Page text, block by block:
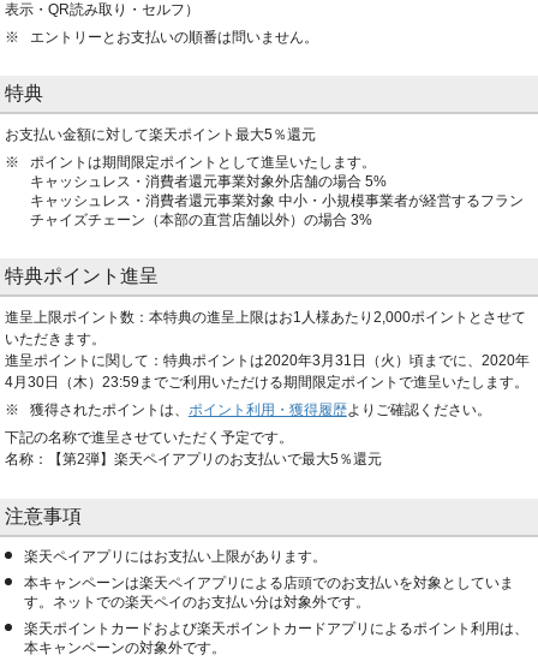
表示・QR読み取り・セルフ）
エントリーとお支払いの順番は問いません。
特典
お支払い金額に対して楽天ポイント最大5％還元
ポイントは期間限定ポイントとして進呈いたします。
キャッシュレス・消費者還元事業対象外店舗の場合 5%
キャッシュレス・消費者還元事業対象 中小・小規模事業者が経営するフラン
チャイズチェーン（本部の直営店舗以外）の場合 3%
特典ポイント進呈
進呈上限ポイント数：本特典の進呈上限はお1人様あたり2,000ポイントとさせて
いただきます。
進呈ポイントに関して：特典ポイントは2020年3月31日（火）頃までに、2020年
4月30日（木）23:59までご利用いただける期間限定ポイントで進呈いたします。
獲得されたポイントは、 ポイント利用・獲得履歴よりご確認ください。
下記の名称で進呈させていただく予定です。
名称：【第2弾】楽天ペイアプリのお支払いで最大5％還元
注意事項
楽天ペイアプリにはお支払い上限があります。
本キャンペーンは楽天ペイアプリによる店頭でのお支払いを対象としていま
す。ネットでの楽天ペイのお支払い分は対象外です。
楽天ポイントカードおよび楽天ポイントカードアプリによるポイント利用は、
本キャンペーンの対象外です。